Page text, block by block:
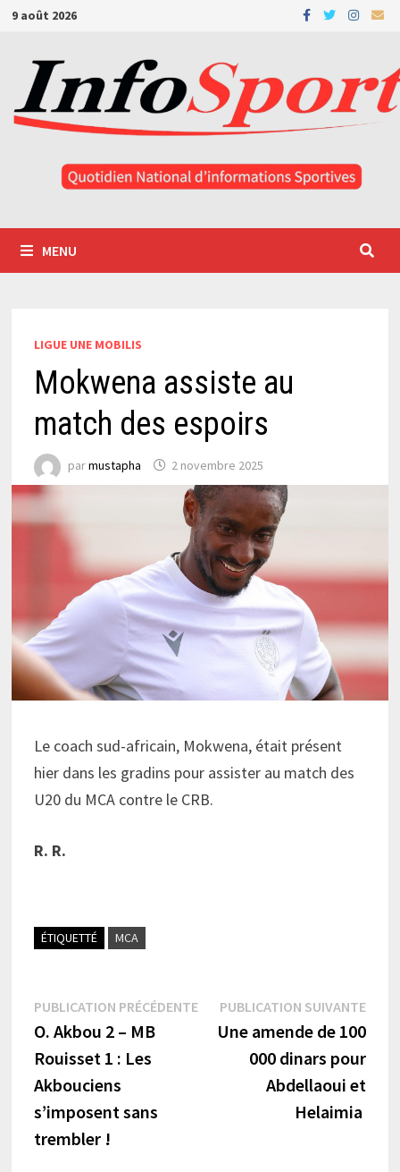
Passer
contenu
9 août 2026
MENU
LIGUE UNE MOBILIS
Mokwena assiste au
match des espoirs
parmustapha 2 novembre 2025
Le coach sud-africain, Mokwena, était présent
hier dans les gradins pour assister au match des
U20 du MCA contre le CRB.
R. R.
ÉTIQUETTÉ MCA
Navigation
de
l’article
PUBLICATION PRÉCÉDENTEPublication
précédente :
O. Akbou 2 – MB
Rouisset 1 : Les
Akbouciens
s’imposent sans
trembler !
PUBLICATION SUIVANTE
Une amende de 100
000 dinars pour
Abdellaoui et
Helaimia